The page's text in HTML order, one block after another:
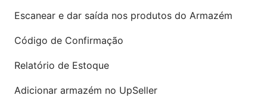
Escanear e dar saída nos produtos do Armazém
Código de Confirmação
Relatório de Estoque
Adicionar armazém no UpSeller